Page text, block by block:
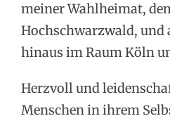
meiner Wahlheimat,
Hochschwarzwald, und
hinaus im Raum Köln
Herzvoll und
Menschen in ihrem